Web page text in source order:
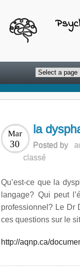
la
Mar
30 Posted by
classé
Qu’est-ce que la
langage? Qui peut
professionnel? Le Dr
ces questions sur le
http://aqnp.ca/